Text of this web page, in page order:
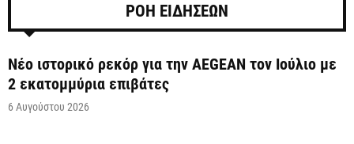
ΡΟΗ ΕΙΔΗΣΕΩΝ
Νέο ιστορικό ρεκόρ για την AEGEAN τον Ιούλιο με
2 εκατομμύρια επιβάτες
6 Αυγούστου 2026